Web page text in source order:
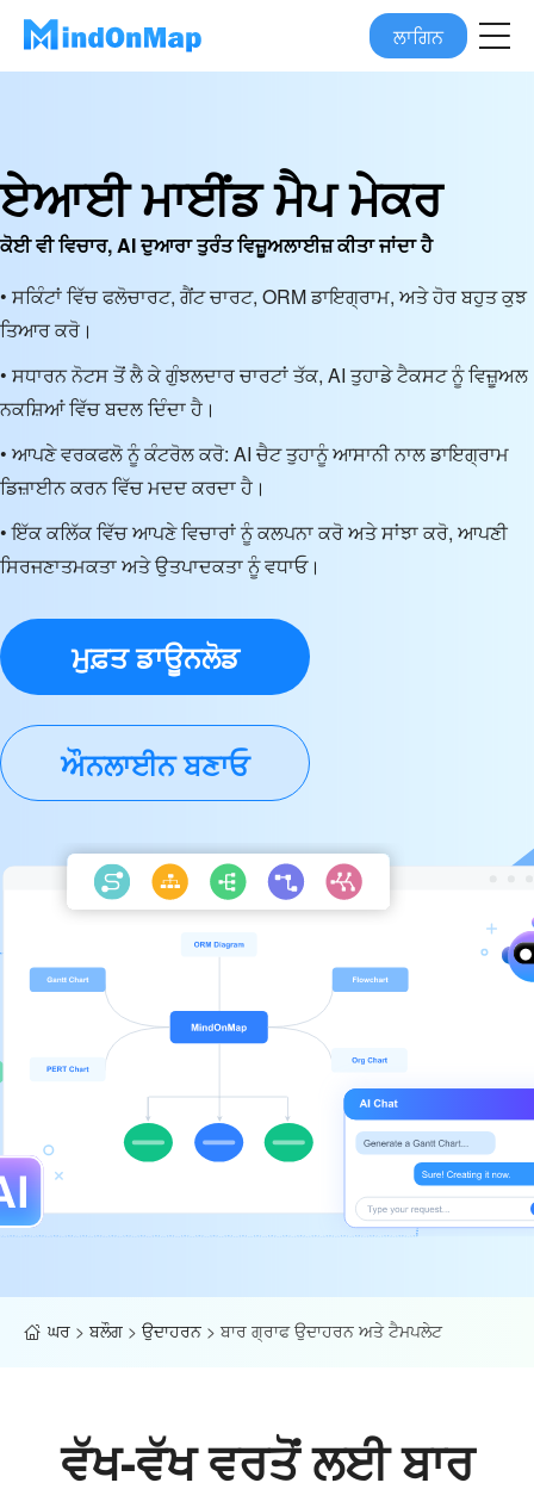
ਲਾਗਿਨ
ਏਆਈ ਮਾਈਂਡ ਮੈਪ ਮੇਕਰ
ਕੋਈ ਵੀ ਵਿਚਾਰ, AI ਦੁਆਰਾ ਤੁਰੰਤ ਵਿਜ਼ੂਅਲਾਈਜ਼ ਕੀਤਾ ਜਾਂਦਾ ਹੈ
• ਸਕਿੰਟਾਂ ਵਿੱਚ ਫਲੋਚਾਰਟ, ਗੈਂਟ ਚਾਰਟ, ORM ਡਾਇਗ੍ਰਾਮ, ਅਤੇ ਹੋਰ ਬਹੁਤ ਕੁਝ
ਤਿਆਰ ਕਰੋ।
• ਸਧਾਰਨ ਨੋਟਸ ਤੋਂ ਲੈ ਕੇ ਗੁੰਝਲਦਾਰ ਚਾਰਟਾਂ ਤੱਕ, AI ਤੁਹਾਡੇ ਟੈਕਸਟ ਨੂੰ ਵਿਜ਼ੂਅਲ
ਨਕਸ਼ਿਆਂ ਵਿੱਚ ਬਦਲ ਦਿੰਦਾ ਹੈ।
• ਆਪਣੇ ਵਰਕਫਲੋ ਨੂੰ ਕੰਟਰੋਲ ਕਰੋ: AI ਚੈਟ ਤੁਹਾਨੂੰ ਆਸਾਨੀ ਨਾਲ ਡਾਇਗ੍ਰਾਮ
ਡਿਜ਼ਾਈਨ ਕਰਨ ਵਿੱਚ ਮਦਦ ਕਰਦਾ ਹੈ।
• ਇੱਕ ਕਲਿੱਕ ਵਿੱਚ ਆਪਣੇ ਵਿਚਾਰਾਂ ਨੂੰ ਕਲਪਨਾ ਕਰੋ ਅਤੇ ਸਾਂਝਾ ਕਰੋ, ਆਪਣੀ
ਸਿਰਜਣਾਤਮਕਤਾ ਅਤੇ ਉਤਪਾਦਕਤਾ ਨੂੰ ਵਧਾਓ।
ਮੁਫ਼ਤ ਡਾਊਨਲੋਡ
ਔਨਲਾਈਨ ਬਣਾਓ
ਘਰ >ਬਲੌਗ > ਉਦਾਹਰਨ > ਬਾਰ ਗ੍ਰਾਫ ਉਦਾਹਰਨ ਅਤੇ ਟੈਮਪਲੇਟ
ਵੱਖ-ਵੱਖ ਵਰਤੋਂ ਲਈ ਬਾਰ